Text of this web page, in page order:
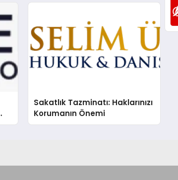
Sakatlık Tazminatı: Haklarınızı
Korumanın Önemi